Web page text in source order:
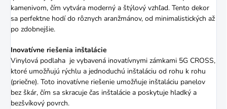
kamenivom, čím vytvára moderný a štýlový vzhľad. Tento dekor
sa perfektne hodí do rôznych aranžmánov, od minimalistických až
po zdobnejšie.
Inovatívne riešenia inštalácie
Vinylová podlaha je vybavená inovatívnymi zámkami 5G CROSS,
ktoré umožňujú rýchlu a jednoduchú inštaláciu od rohu k rohu
(priečne). Toto inovatívne riešenie umožňuje inštaláciu panelov
bez škár, čím sa skracuje čas inštalácie a poskytuje hladký a
bezšvíkový povrch.